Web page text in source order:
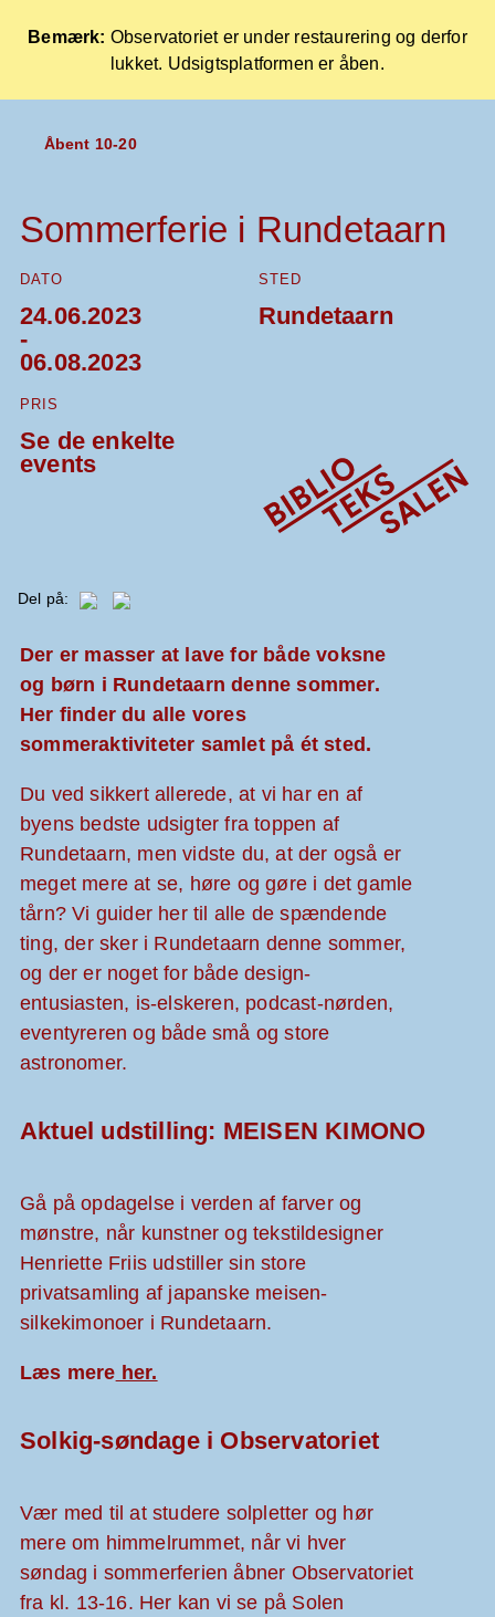
Bemærk: Observatoriet er under restaurering og derfor
lukket. Udsigtsplatformen er åben.
Skip
Åbent 10-20
Sommerferie i Rundetaarn
DATO
24.06.2023
-
06.08.2023
STED
Rundetaarn
PRIS
Se de enkelte
events
Del på:
Der er masser at lave for både voksne
og børn i Rundetaarn denne sommer.
Her finder du alle vores
sommeraktiviteter samlet på ét sted.
Du ved sikkert allerede, at vi har en af
byens bedste udsigter fra toppen af
Rundetaarn, men vidste du, at der også er
meget mere at se, høre og gøre i det gamle
tårn? Vi guider her til alle de spændende
ting, der sker i Rundetaarn denne sommer,
og der er noget for både design-
entusiasten, is-elskeren, podcast-nørden,
eventyreren og både små og store
astronomer.
Aktuel udstilling: MEISEN KIMONO
Gå på opdagelse i verden af farver og
mønstre, når kunstner og tekstildesigner
Henriette Friis udstiller sin store
privatsamling af japanske meisen-
silkekimonoer i Rundetaarn.
Læs mere her.
Solkig-søndage i Observatoriet
Vær med til at studere solpletter og hør
mere om himmelrummet, når vi hver
søndag i sommerferien åbner Observatoriet
fra kl. 13-16. Her kan vi se på Solen